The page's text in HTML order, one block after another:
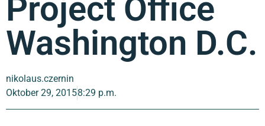
Project Office
Washington D.C.
nikolaus.czernin
Oktober 29, 20158:29 p.m.